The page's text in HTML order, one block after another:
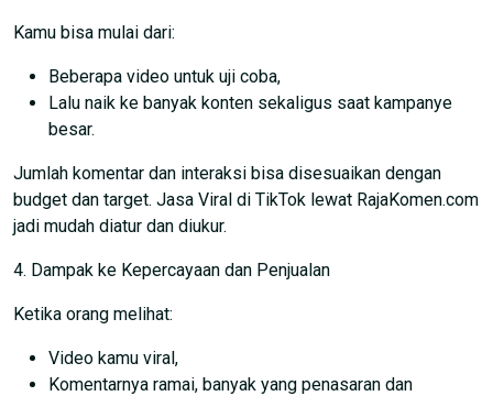
Kamu bisa mulai dari:
Beberapa video untuk uji coba,
Lalu naik ke banyak konten sekaligus saat kampanye
besar.
Jumlah komentar dan interaksi bisa disesuaikan dengan
budget dan target. Jasa Viral di TikTok lewat RajaKomen.com
jadi mudah diatur dan diukur.
4. Dampak ke Kepercayaan dan Penjualan
Ketika orang melihat:
Video kamu viral,
Komentarnya ramai, banyak yang penasaran dan